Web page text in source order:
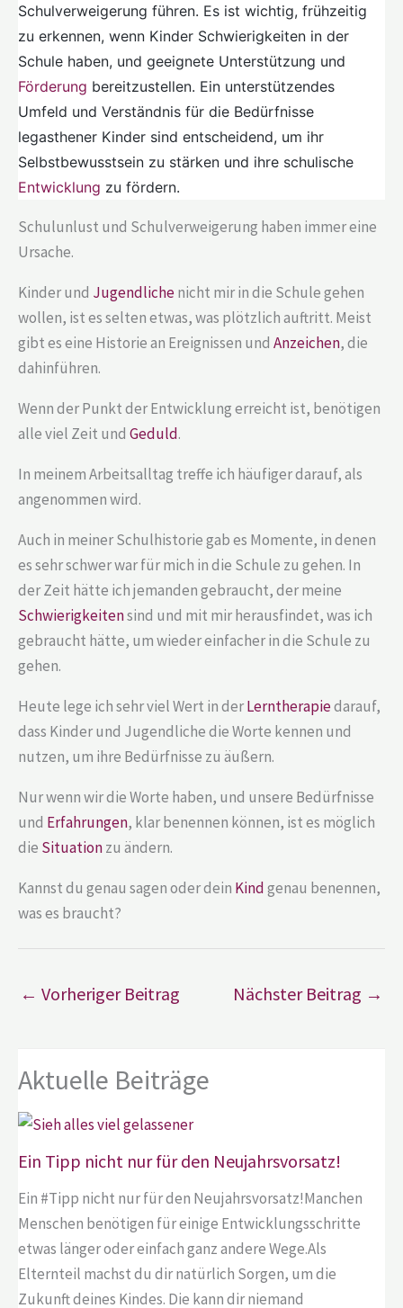
Schulverweigerung führen. Es ist wichtig, frühzeitig
zu erkennen, wenn Kinder Schwierigkeiten in der
Schule haben, und geeignete Unterstützung und
Förderung bereitzustellen. Ein unterstützendes
Umfeld und Verständnis für die Bedürfnisse
legasthener Kinder sind entscheidend, um ihr
Selbstbewusstsein zu stärken und ihre schulische
Entwicklung zu fördern.
Schulunlust und Schulverweigerung haben immer eine
Ursache.
Kinder und Jugendlichenicht mir in die Schule gehen
wollen, ist es selten etwas, was plötzlich auftritt. Meist
gibt es eine Historie an Ereignissen und Anzeichen, die
dahinführen.
Wenn der Punkt der Entwicklung erreicht ist, benötigen
alle viel Zeit und Geduld.
In meinem Arbeitsalltag treffe ich häufiger darauf, als
angenommen wird.
Auch in meiner Schulhistorie gab es Momente, in denen
es sehr schwer war für mich in die Schule zu gehen. In
der Zeit hätte ich jemanden gebraucht, der meine
Schwierigkeitensind und mit mir herausfindet, was ich
gebraucht hätte, um wieder einfacher in die Schule zu
gehen.
Heute lege ich sehr viel Wert in derLerntherapiedarauf,
dass Kinder und Jugendliche die Worte kennen und
nutzen, um ihre Bedürfnisse zu äußern.
Nur wenn wir die Worte haben, und unsere Bedürfnisse
und Erfahrungen, klar benennen können, ist es möglich
die Situationzu ändern.
Kannst du genau sagen oder dein Kindgenau benennen,
was es braucht?
← Vorheriger Beitrag Nächster Beitrag →
Aktuelle Beiträge
Ein Tipp nicht nur für den Neujahrsvorsatz!
Ein #Tipp nicht nur für den Neujahrsvorsatz!Manchen
Menschen benötigen für einige Entwicklungsschritte
etwas länger oder einfach ganz andere Wege.Als
Elternteil machst du dir natürlich Sorgen, um die
Zukunft deines Kindes. Die kann dir niemand